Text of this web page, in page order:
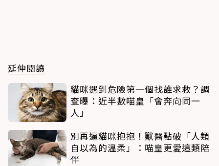
延伸閱讀
貓咪遇到危險第一個找誰求救？調
查曝：近半數喵皇「會奔向同一
人」
別再逼貓咪抱抱！獸醫點破「人類
自以為的溫柔」：喵皇更愛這類陪
伴